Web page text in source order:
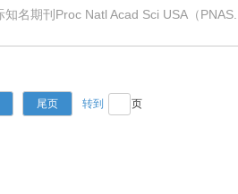
名期刊Proc Natl Acad Sci USA（PNAS...
尾页 页